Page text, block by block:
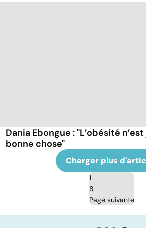
Dania Ebongue : "L’obésité
bonne chose"
Charger plus
1
8
Page suivante